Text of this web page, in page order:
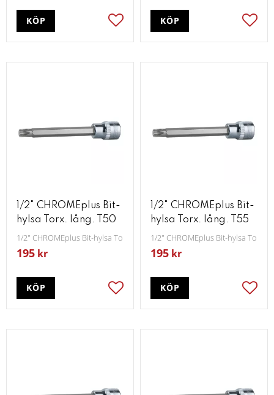
Lägg till i favoriter
KÖP KÖP
1/2" CHROMEplus Bit-
hylsa Torx. lång. T50
1/2" CHROMEplus Bit-hylsa Torx lång T50
195 kr
Lägg till i favoriter
KÖP
1/2" CHROMEplus Bit-
hylsa Torx. lång. T55
1/2" CHROMEplus Bit-hylsa Torx
195 kr
KÖP